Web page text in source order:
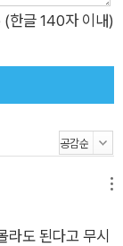
글 140자 이내)
라도 된다고 무시